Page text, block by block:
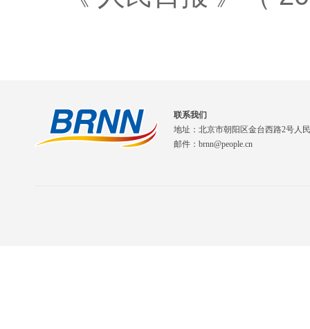
联系我们
地址：北京市朝阳区金台西路2号人
邮件：brnn@people.cn